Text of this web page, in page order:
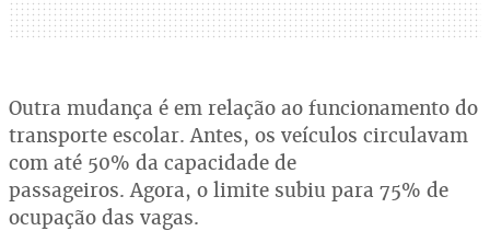
Outra mudança é em relação ao funcionamento do
transporte escolar. Antes, os veículos circulavam
com até 50% da capacidade de
passageiros. Agora, o limite subiu para 75% de
ocupação das vagas.